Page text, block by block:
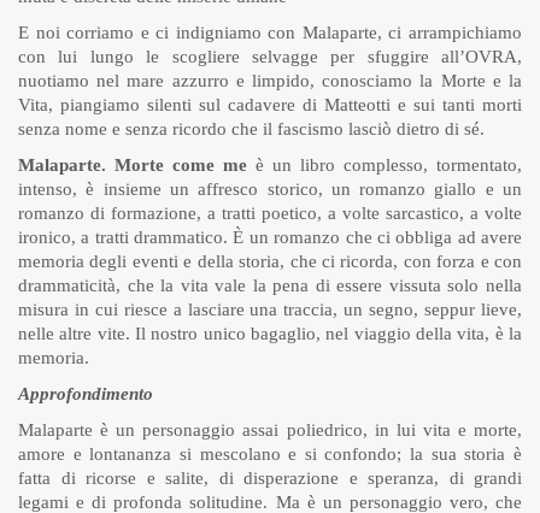
E noi corriamo e ci indigniamo con Malaparte, ci arrampichiamo
con lui lungo le scogliere selvagge per sfuggire all’OVRA,
nuotiamo nel mare azzurro e limpido, conosciamo la Morte e la
Vita, piangiamo silenti sul cadavere di Matteotti e sui tanti morti
senza nome e senza ricordo che il fascismo lasciò dietro di sé.
Malaparte. Morte come me è un libro complesso, tormentato,
intenso, è insieme un affresco storico, un romanzo giallo e un
romanzo di formazione, a tratti poetico, a volte sarcastico, a volte
ironico, a tratti drammatico. È un romanzo che ci obbliga ad avere
memoria degli eventi e della storia, che ci ricorda, con forza e con
drammaticità, che la vita vale la pena di essere vissuta solo nella
misura in cui riesce a lasciare una traccia, un segno, seppur lieve,
nelle altre vite. Il nostro unico bagaglio, nel viaggio della vita, è la
memoria.
Approfondimento
Malaparte è un personaggio assai poliedrico, in lui vita e morte,
amore e lontananza si mescolano e si confondo; la sua storia è
fatta di ricorse e salite, di disperazione e speranza, di grandi
legami e di profonda solitudine. Ma è un personaggio vero, che